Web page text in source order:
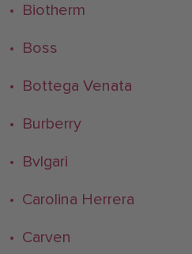
• Biotherm
• Boss
• Bottega Venata
• Burberry
• Bvlgari
• Carolina Herrera
• Carven